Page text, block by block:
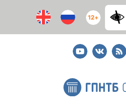
12+
YoutubeВКонтакте
RSS